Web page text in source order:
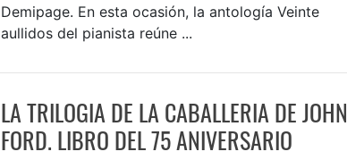
Demipage. En esta ocasión, la antología Veinte
aullidos del pianista reúne ...
LA TRILOGIA DE LA CABALLERIA DE JOHN
FORD. LIBRO DEL 75 ANIVERSARIO